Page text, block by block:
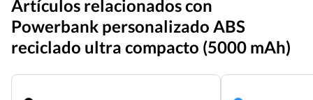
Artículos relacionados con
Powerbank personalizado ABS
reciclado ultra compacto (5000 mAh)